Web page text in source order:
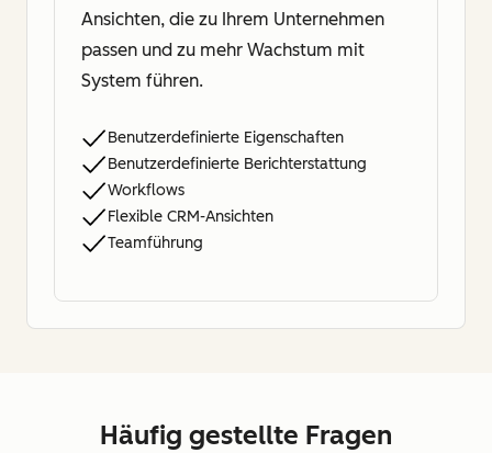
Ansichten, die zu Ihrem Unternehmen
passen und zu mehr Wachstum mit
System führen.
Benutzerdefinierte Eigenschaften
Benutzerdefinierte Berichterstattung
Workflows
Flexible CRM-Ansichten
Teamführung
Häufig gestellte Fragen